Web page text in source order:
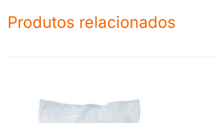
Produtos relacionados